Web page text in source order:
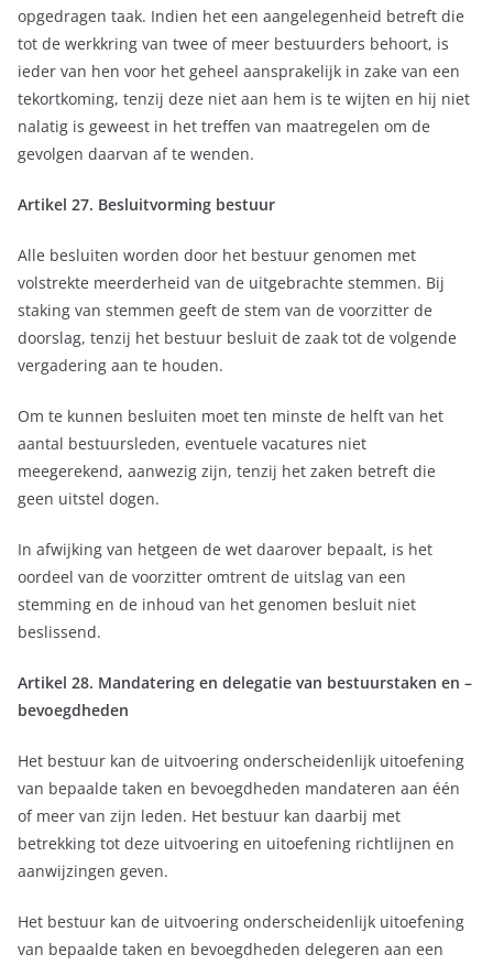
opgedragen taak. Indien het een aangelegenheid betreft die
tot de werkkring van twee of meer bestuurders behoort, is
ieder van hen voor het geheel aansprakelijk in zake van een
tekortkoming, tenzij deze niet aan hem is te wijten en hij niet
nalatig is geweest in het treffen van maatregelen om de
gevolgen daarvan af te wenden.
Artikel 27. Besluitvorming bestuur
Alle besluiten worden door het bestuur genomen met
volstrekte meerderheid van de uitgebrachte stemmen. Bij
staking van stemmen geeft de stem van de voorzitter de
doorslag, tenzij het bestuur besluit de zaak tot de volgende
vergadering aan te houden.
Om te kunnen besluiten moet ten minste de helft van het
aantal bestuursleden, eventuele vacatures niet
meegerekend, aanwezig zijn, tenzij het zaken betreft die
geen uitstel dogen.
In afwijking van hetgeen de wet daarover bepaalt, is het
oordeel van de voorzitter omtrent de uitslag van een
stemming en de inhoud van het genomen besluit niet
beslissend.
Artikel 28. Mandatering en delegatie van bestuurstaken en –
bevoegdheden
Het bestuur kan de uitvoering onderscheidenlijk uitoefening
van bepaalde taken en bevoegdheden mandateren aan één
of meer van zijn leden. Het bestuur kan daarbij met
betrekking tot deze uitvoering en uitoefening richtlijnen en
aanwijzingen geven.
Het bestuur kan de uitvoering onderscheidenlijk uitoefening
van bepaalde taken en bevoegdheden delegeren aan een